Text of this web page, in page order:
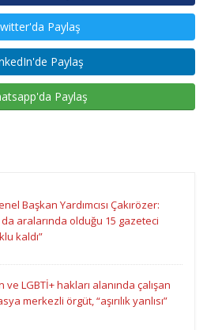
Paylaş
Paylaş
Paylaş
Başkan Yardımcısı Çakırözer:
da aralarında olduğu 15 gazeteci
kaldı”
ve LGBTİ+ hakları alanında çalışan
merkezli örgüt, “aşırılık yanlısı”